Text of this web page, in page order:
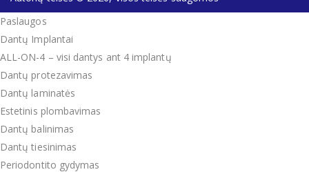
Paslaugos
Dantų Implantai
ALL-ON-4 – visi dantys ant 4 implantų
Dantų protezavimas
Dantų laminatės
Estetinis plombavimas
Dantų balinimas
Dantų tiesinimas
Periodontito gydymas